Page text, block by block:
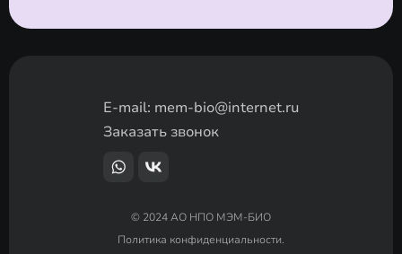
E-mail: mem-bio@internet.ru
Заказать звонок
© 2024 АО НПО МЭМ-БИО
Политика конфиденциальности.